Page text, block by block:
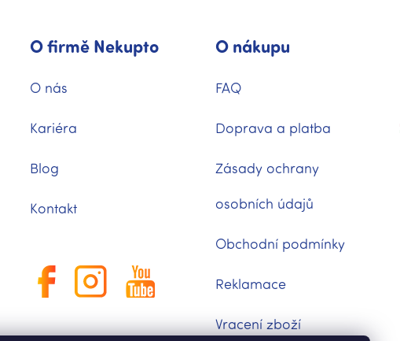
O firmě Nekupto
O nás
Kariéra
Blog
Kontakt
O nákupu
FAQ
Doprava a platba
Zásady ochrany
osobních údajů
Obchodní podmínky
Reklamace
Vracení zboží